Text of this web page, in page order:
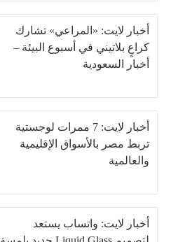
أخبار لايت: «المراعي» تشارك
كراعٍ بلاتيني في أسبوع البيئة –
أخبار السعودية
أخبار لايت: 7 ممرات لوجستية
تربط مصر بالأسواق الإقليمية
والعالمية
أخبار لايت: واتساب يستعد